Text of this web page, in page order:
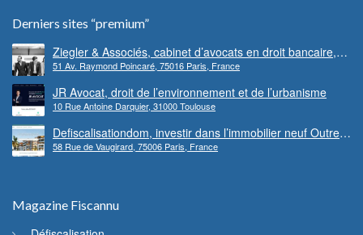
Derniers sites “premium”
Ziegler & Associés, cabinet d’avocats en droit bancaire,
cryptomonnaie et escroqueries financières
51 Av. Raymond Poincaré, 75016 Paris, France
JR Avocat, droit de l’environnement et de l’urbanisme
10 Rue Antoine Darquier, 31000 Toulouse
Defiscalisationdom, investir dans l’immobilier neuf Outre-
mer
58 Rue de Vaugirard, 75006 Paris, France
Magazine Fiscannu